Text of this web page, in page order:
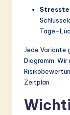
Tage-
Jede Variante
Diagramm.
Zeitplan.